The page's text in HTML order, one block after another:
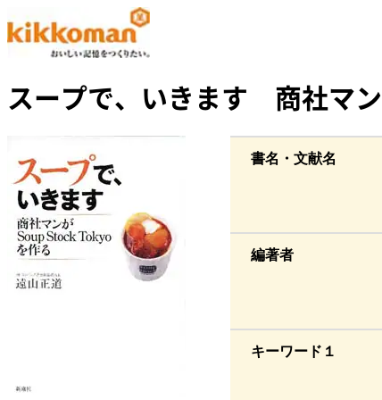
スープで、いきます 商社
書名・文献名
編著者
キーワード１